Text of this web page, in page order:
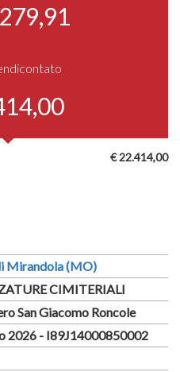
€ 22.414,00
Mirandola (MO)
CIMITERIALI
San Giacomo Roncole
2026 - I89J14000850002